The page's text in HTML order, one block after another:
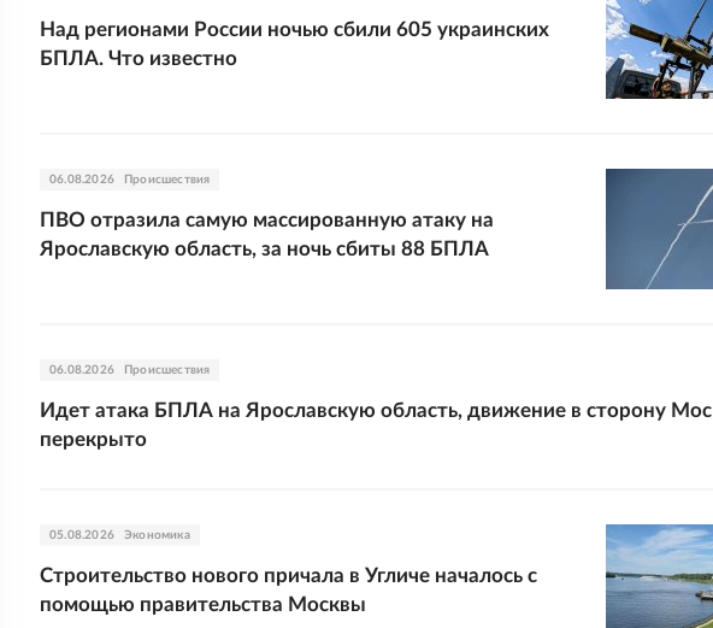
Над регионами России ночью сбили 605 украинских
БПЛА. Что известно
06.08.2026 Происшествия
ПВО отразила самую массированную атаку на
Ярославскую область, за ночь сбиты 88 БПЛА
06.08.2026 Происшествия
Идет атака БПЛА на Ярославскую область, движение в сторону
перекрыто
05.08.2026 Экономика
Строительство нового причала в Угличе началось с
помощью правительства Москвы